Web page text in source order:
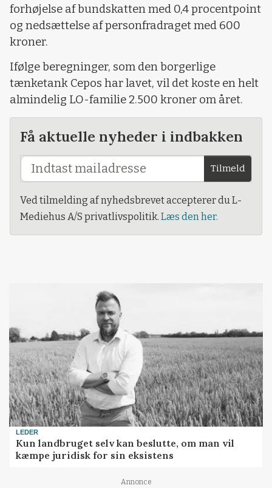
forhøjelse af bundskatten med 0,4 procentpoint
og nedsættelse af personfradraget med 600
kroner.
Ifølge beregninger, som den borgerlige
tænketank Cepos har lavet, vil det koste en helt
almindelig LO-familie 2.500 kroner om året.
Få aktuelle nyheder i indbakken
Tilmeld
Ved tilmelding af nyhedsbrevet accepterer du L-
Mediehus A/S privatlivspolitik. Læs den her.
LEDER
Kun landbruget selv kan beslutte, om man vil
kæmpe juridisk for sin eksistens
Annonce